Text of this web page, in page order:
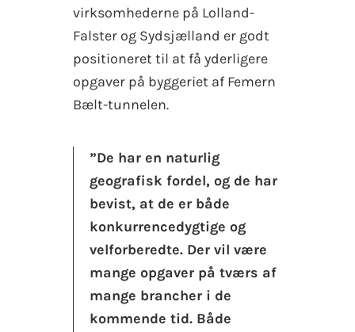
virksomhederne på Lolland-
Falster og Sydsjælland er godt
positioneret til at få yderligere
opgaver på byggeriet af Femern
Bælt-tunnelen.
”De har en naturlig
geografisk fordel, og de har
bevist, at de er både
konkurrencedygtige og
velforberedte. Der vil være
mange opgaver på tværs af
mange brancher i de
kommende tid. Både